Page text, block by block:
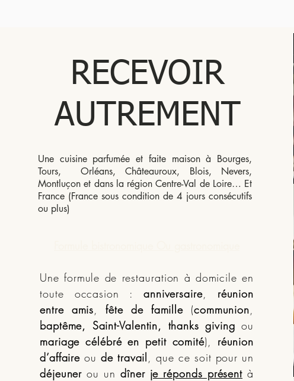
RECEVOIR
AUTREMENT
Une cuisine parfumée et faite maison à Bourges,
Tours, Orléans, Châteauroux, Blois, Nevers,
Montluçon et dans la région Centre-Val de Loire… Et
France (France sous condition de 4 jours consécutifs
ou plus)
Une formule de restauration à domicile en
toute occasion : anniversaire, réunion
entre amis,fête de famille (communion,
baptême, Saint-Valentin, thanks givingou
mariage célébré en petit comité), réunion
d’affaireou de travail, que ce soit pour un
déjeunerou undîner je réponds présent à